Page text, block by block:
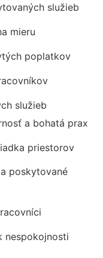
služieb
mieru
poplatkov
služieb
a bohatá prax
priestorov
poskytované
nespokojnosti